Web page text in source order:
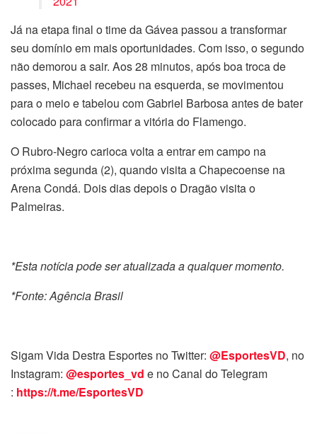
Já na etapa final o time da Gávea passou a transformar
seu domínio em mais oportunidades. Com isso, o segundo
não demorou a sair. Aos 28 minutos, após boa troca de
passes, Michael recebeu na esquerda, se movimentou
para o meio e tabelou com Gabriel Barbosa antes de bater
colocado para confirmar a vitória do Flamengo.
O Rubro-Negro carioca volta a entrar em campo na
próxima segunda (2), quando visita a Chapecoense na
Arena Condá. Dois dias depois o Dragão visita o
Palmeiras.
*Esta notícia pode ser atualizada a qualquer momento.
*Fonte: Agência Brasil
Sigam Vida Destra Esportes no Twitter: @EsportesVD, no
Instagram: @esportes_vd e no Canal do Telegram
: https://t.me/EsportesVD